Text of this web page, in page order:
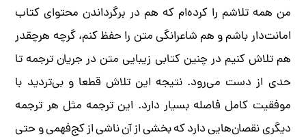
من همه تلاشم را کرده‌ام که هم در برگرداندن محتوای کتاب
امانت‌دار باشم و هم شاعرانگی متن را حفظ کنم، گرچه هرچقدر
هم تلاش کنیم در چنین کتابی زیبایی متن در جریان ترجمه تا
حدی از دست می‌رود. نتیجه این تلاش قطعا و بی‌تردید با
موفقیت کامل فاصله بسیار دارد. این ترجمه مثل هر ترجمه
دیگری نقصان‌هایی دارد که بخشی از آن ناشی از کج‌فهمی و حتی